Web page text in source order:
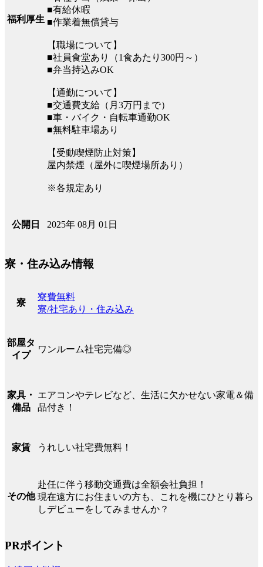
福利厚生
■有給休暇
■作業着無償貸与
【職場について】
■社員食堂あり（1食あたり300円～）
■弁当持込みOK
【通勤について】
■交通費支給（月3万円まで）
■車・バイク・自転車通勤OK
■無料駐車場あり
【受動喫煙防止対策】
屋内禁煙（屋外に喫煙場所あり）
※各規定あり
公開日 2025年 08月 01日
寮・住み込み情報
寮
寮費無料
寮/社宅あり・住み込み
部屋タ
イプ
ワンルーム社宅完備◎
家具・
備品
エアコンやテレビなど、生活に欠かせない家電＆備
品付き！
家賃 うれしい社宅費無料！
その他
赴任に伴う移動交通費は全額会社負担！
現在遠方にお住まいの方も、これを機にひとり暮ら
しデビューをしてみませんか？
PRポイント